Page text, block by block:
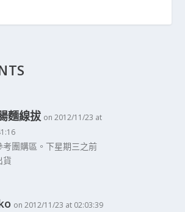
麵線拔 on 2012/11/23 at
考團購區。下星期三之前
貨
on 2012/11/23 at 02:03:39